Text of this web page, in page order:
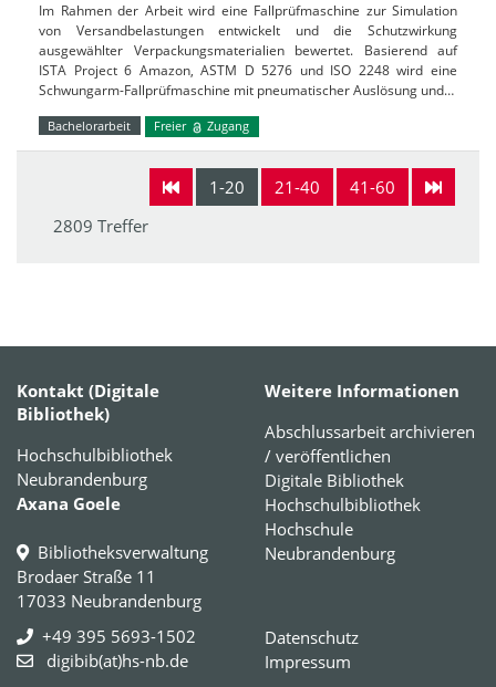
Im Rahmen der Arbeit wird eine Fallprüfmaschine zur Simulation
von Versandbelastungen entwickelt und die Schutzwirkung
ausgewählter Verpackungsmaterialien bewertet. Basierend auf
ISTA Project 6 Amazon, ASTM D 5276 und ISO 2248 wird eine
Schwungarm-Fallprüfmaschine mit pneumatischer Auslösung und…
Bachelorarbeit Freier Zugang
1-20 21-40
41-60
2809 Treffer
Kontakt (Digitale
Bibliothek)
Hochschulbibliothek
Neubrandenburg
Axana Goele
Bibliotheksverwaltung
Brodaer Straße 11
17033 Neubrandenburg
+49 395 5693-1502
digibib(at)hs-nb.de
Weitere Informationen
Abschlussarbeit archivieren
/ veröffentlichen
Digitale Bibliothek
Hochschulbibliothek
Hochschule
Neubrandenburg
Datenschutz
Impressum